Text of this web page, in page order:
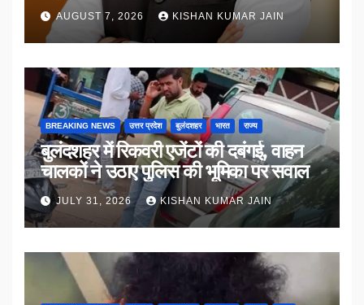
AUGUST 7, 2026 KISHAN KUMAR JAIN
BREAKING NEWS उत्तर प्रदेश बुलंदशहर भारत राज्य
बुलंदशहर में रिकवरी एजेंटों की दबंगई, वाहन
चालकों ने उठाए पुलिस की भूमिका पर सवाल
JULY 31, 2026 KISHAN KUMAR JAIN